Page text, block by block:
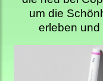
um die
erleben